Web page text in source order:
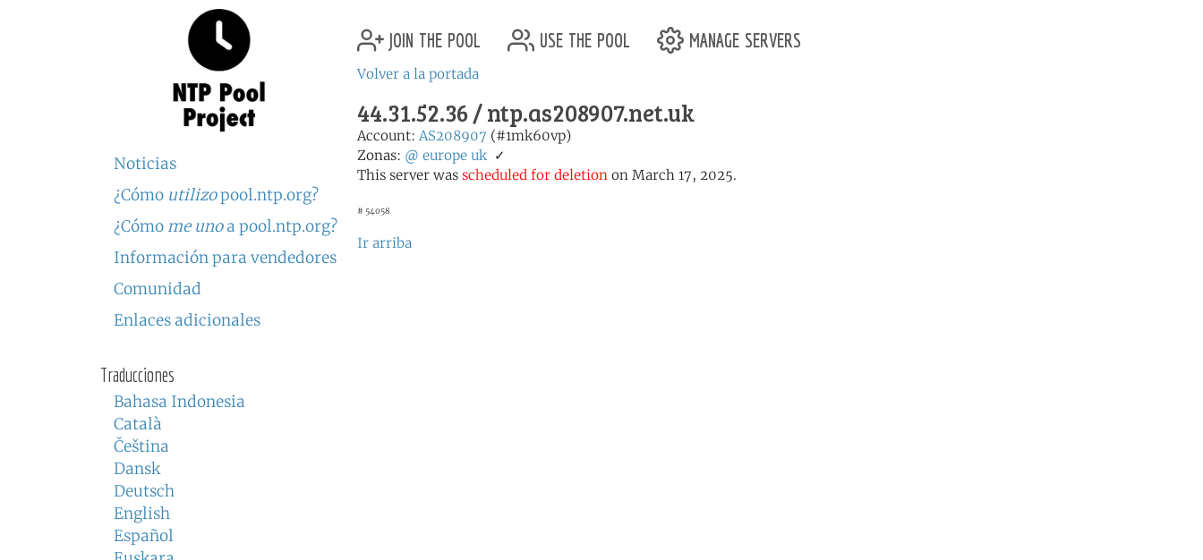
Noticias
¿Cómo utilizopool.ntp.org?
¿Cómo me unoa pool.ntp.org?
Información para vendedores
Comunidad
Enlaces adicionales
Traducciones
Bahasa Indonesia
Català
Čeština
Dansk
Deutsch
English
Español
join the pool use the pool manage servers
Volver a la portada
44.31.52.36 / ntp.as208907.net.uk
Account: AS208907 (#1mk60vp)
Zonas: @ europe uk ✓
This server was scheduled for deletion on March 17, 2025.
# 54058
Ir arriba